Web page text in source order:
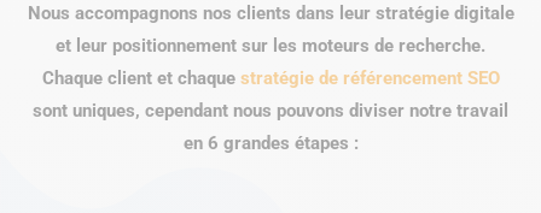
Nous accompagnons nos clients dans leur stratégie digitale
et leur positionnement sur les moteurs de recherche.
Chaque client et chaque stratégie de référencement SEO
sont uniques, cependant nous pouvons diviser notre travail
en 6 grandes étapes :